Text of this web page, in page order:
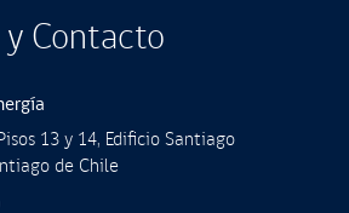
Contacto
13 y 14, Ediﬁcio Santiago
de Chile